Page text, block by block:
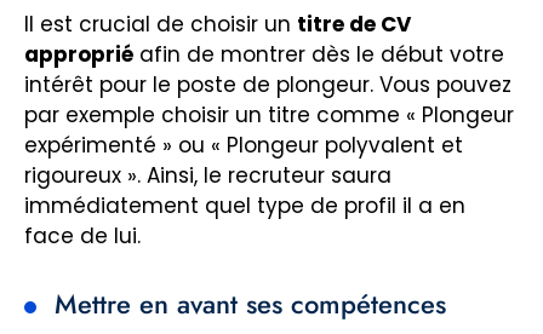
Il est crucial de choisir un titre de CV
approprié afin de montrer dès le début votre
intérêt pour le poste de plongeur. Vous pouvez
par exemple choisir un titre comme « Plongeur
expérimenté » ou « Plongeur polyvalent et
rigoureux ». Ainsi, le recruteur saura
immédiatement quel type de profil il a en
face de lui.
Mettre en avant ses compétences